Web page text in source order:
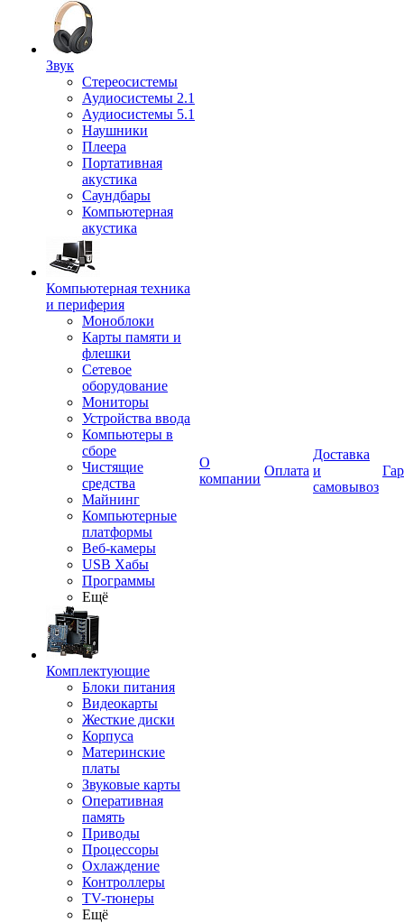
Звук
Стереосистемы
Аудиосистемы 2.1
Аудиосистемы 5.1
Наушники
Плеера
Портативная
акустика
Саундбары
Компьютерная
акустика
Компьютерная техника
и периферия
Моноблоки
Карты памяти и
флешки
Сетевое
оборудование
Мониторы
Устройства ввода
Компьютеры в
сборе
Чистящие
средства
Майнинг
Компьютерные
платформы
Веб-камеры
USB Хабы
Программы
Ещё
Комплектующие
Блоки питания
Видеокарты
Жесткие диски
Корпуса
Материнские
платы
Звуковые карты
Оперативная
память
Приводы
Процессоры
Охлаждение
Контроллеры
TV-тюнеры
Ещё
О
компании
Оплата
Доставка
и
самовывоз